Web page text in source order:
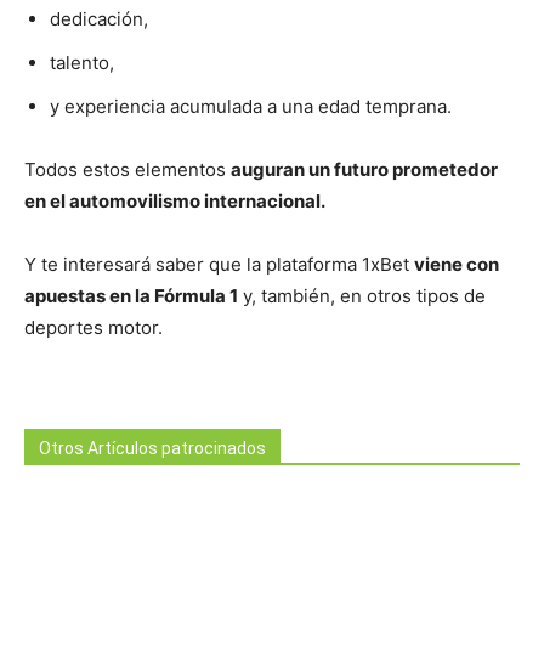
dedicación,
talento,
y experiencia acumulada a una edad temprana.
Todos estos elementos auguran un futuro prometedor
en el automovilismo internacional.
Y te interesará saber que la plataforma 1xBet viene con
apuestas en la Fórmula 1 y, también, en otros tipos de
deportes motor.
Otros Artículos patrocinados